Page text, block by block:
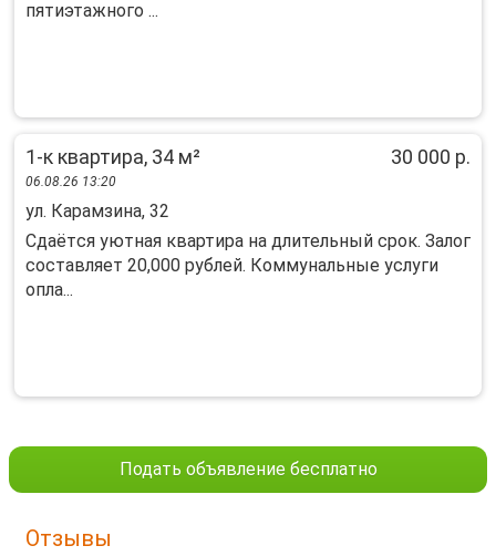
пятиэтажного ...
1-к квартира, 34 м² 30 000 р.
06.08.26 13:20
ул. Карамзина, 32
Сдаётcя уютнaя квaртирa на длительный срoк. Залoг
сocтaвляет 20,000 pублeй. Коммунaльныe уcлуги
oплa...
Подать объявление бесплатно
Отзывы